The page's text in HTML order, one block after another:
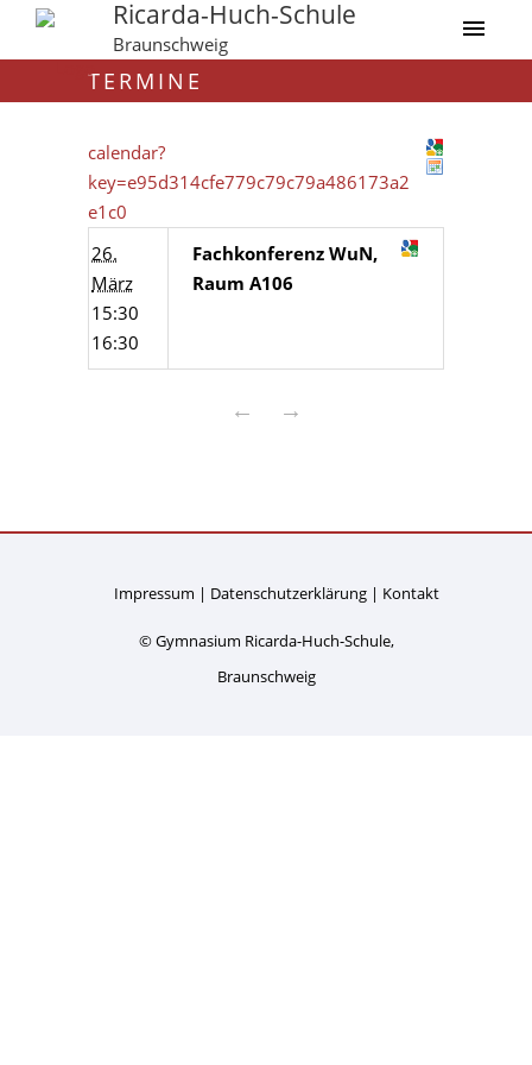
Ricarda-Huch-Schule
Braunschweig
TERMINE
calendar?
key=e95d314cfe779c79c79a486173a2
e1c0
26.
März
15:30
16:30
Fachkonferenz WuN,
Raum A106
← →
Impressum Datenschutzerklärung Kontakt
© Gymnasium Ricarda-Huch-Schule,
Braunschweig